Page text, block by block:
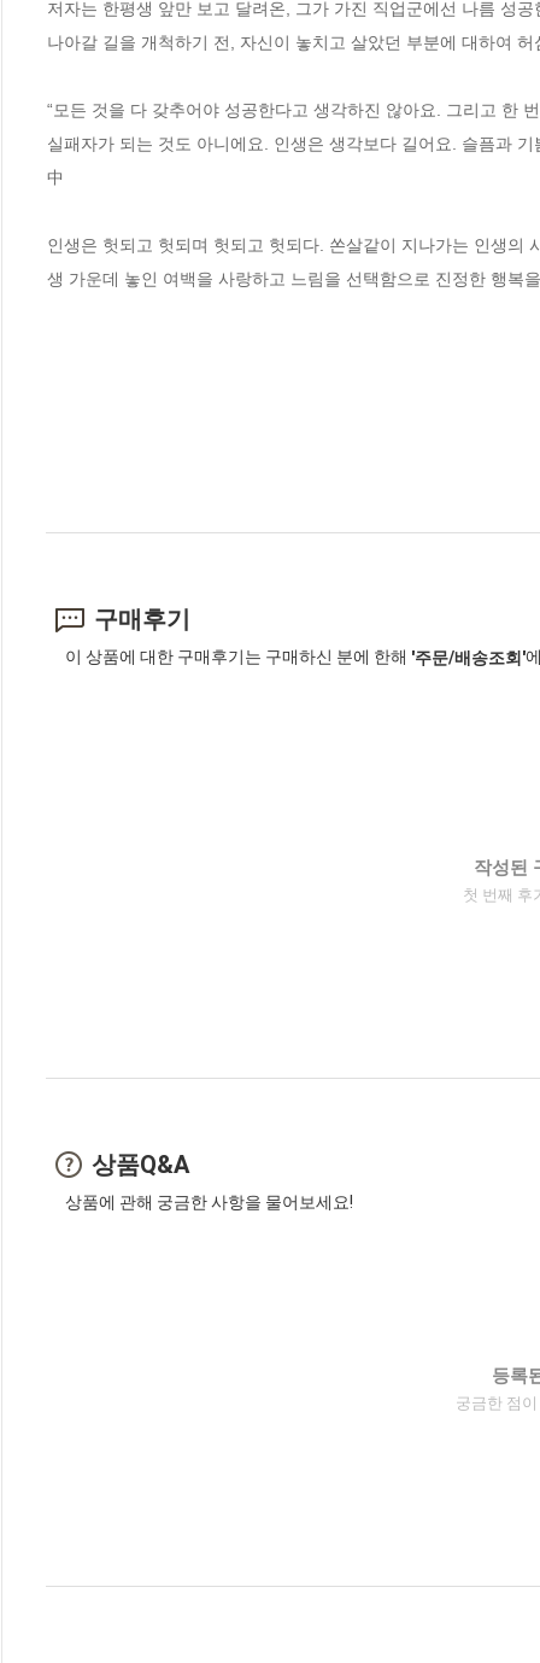
저자는 한평생 앞만 보고 달려온, 그가 가진 직업군에선 나름 성
나아갈 길을 개척하기 전, 자신이 놓치고 살았던 부분에 대하여
“모든 것을 다 갖추어야 성공한다고 생각하진 않아요. 그리고 한
실패자가 되는 것도 아니에요. 인생은 생각보다 길어요. 슬픔과
中
인생은 헛되고 헛되며 헛되고 헛되다. 쏜살같이 지나가는 인생의
생 가운데 놓인 여백을 사랑하고 느림을 선택함으로 진정한 행복
구매후기
이 상품에 대한 구매후기는 구매하신 분에 한해 '주문/배송조회'
작성된
첫 번째 후
상품Q&A
상품에 관해 궁금한 사항을 물어보세요!
등록
궁금한 점